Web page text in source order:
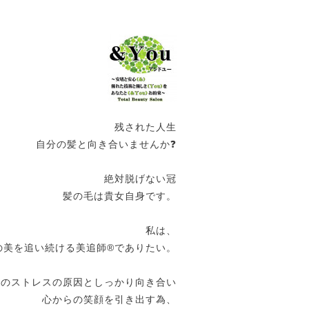
残された人生
自分の髪と向き合いませんか❓
絶対脱げない冠
髪の毛は貴女自身です。
私は、
美を追い続ける美追師®️でありたい。
ストレスの原因としっかり向き合い
心からの笑顔を引き出す為、